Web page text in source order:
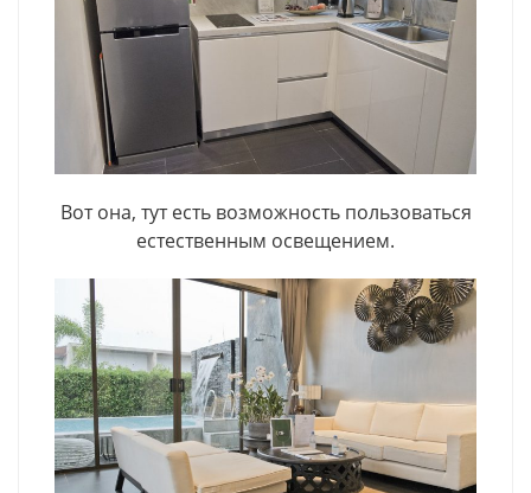
Вот она, тут есть возможность пользоваться
естественным освещением.